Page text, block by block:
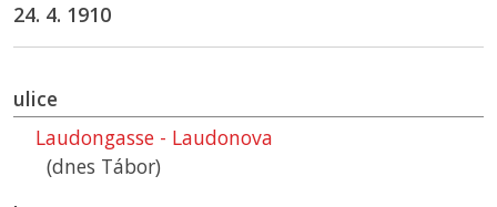
24. 4. 1910
ulice
Laudongasse - Laudonova
(dnes Tábor)